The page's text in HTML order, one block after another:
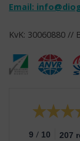
Email:
KvK: 30060880 //
9 / 10 207